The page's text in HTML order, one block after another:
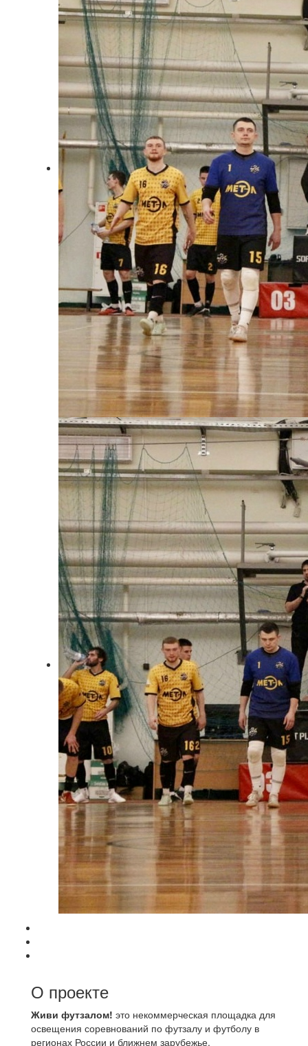
О проекте
Живи футзалом! это некоммерческая площадка для
освещения соревнований по футзалу и футболу в
регионах России и ближнем зарубежье.